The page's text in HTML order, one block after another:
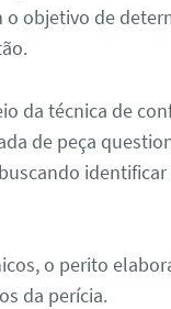
o objetivo de
da técnica de
de peça
o perito
da perícia.